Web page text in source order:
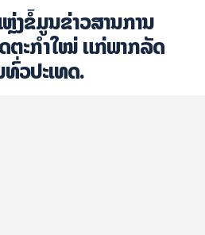
ງຂໍ້ມູນຂ່າວສານການ
ຕະກຳໃໝ່ ​ແກ່​ພາກ​ລັດ​
ວ​ປະ​ເທດ.